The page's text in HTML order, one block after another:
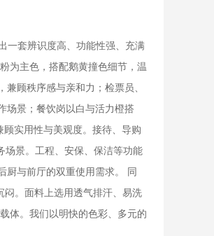
一套辨识度高、功能性强、充满
为主色，搭配鹅黄撞色细节，温
顾秩序感与亲和力；检票员、
场景；餐饮岗以白与活力橙搭
实用性与美观度。接待、导购
场景。工程、安保、保洁等功能
厨与前厅的双重使用需求。 同
闷。面料上选用透气排汗、易洗
体。我们以明快的色彩、多元的